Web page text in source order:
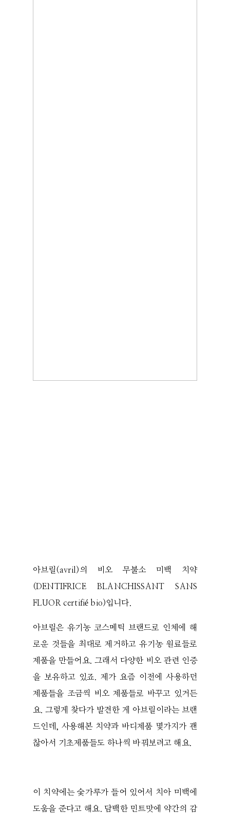
아브릴(avril)의 비오 무불소 미백 치약
(DENTIFRICE BLANCHISSANT SANS
FLUOR certifié bio)입니다.
아브릴은 유기농 코스메틱 브랜드로 인체에 해
로운 것들을 최대로 제거하고 유기농 원료들로
제품을 만들어요. 그래서 다양한 비오 관련 인증
을 보유하고 있죠. 제가 요즘 이전에 사용하던
제품들을 조금씩 비오 제품들로 바꾸고 있거든
요. 그렇게 찾다가 발견한 게 아브릴이라는 브랜
드인데, 사용해본 치약과 바디제품 몇가지가 괜
찮아서 기초제품들도 하나씩 바꿔보려고 해요.
이 치약에는 숯가루가 들어 있어서 치아 미백에
도움을 준다고 해요. 담백한 민트맛에 약간의 감